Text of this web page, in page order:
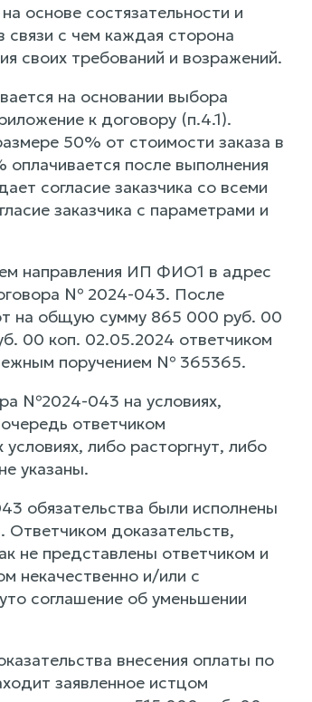
основе состязательности и
связи с чем каждая сторона
своих требований и возражений.
на основании выбора
к договору (п.4.1).
50% от стоимости заказа в
после выполнения
согласие заказчика со всеми
заказчика с параметрами и
направления ИП ФИО1 в адрес
№ 2024-043. После
на общую сумму 865 000 руб. 00
00 коп. 02.05.2024 ответчиком
поручением № 365365.
№2024-043 на условиях,
ответчиком
либо расторгнут, либо
указаны.
обязательства были исполнены
доказательств,
не представлены ответчиком и
некачественно и/или с
соглашение об уменьшении
внесения оплаты по
заявленное истцом